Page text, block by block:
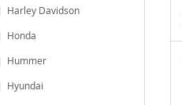
Harley Davidson
Honda
Hummer
Hyundai